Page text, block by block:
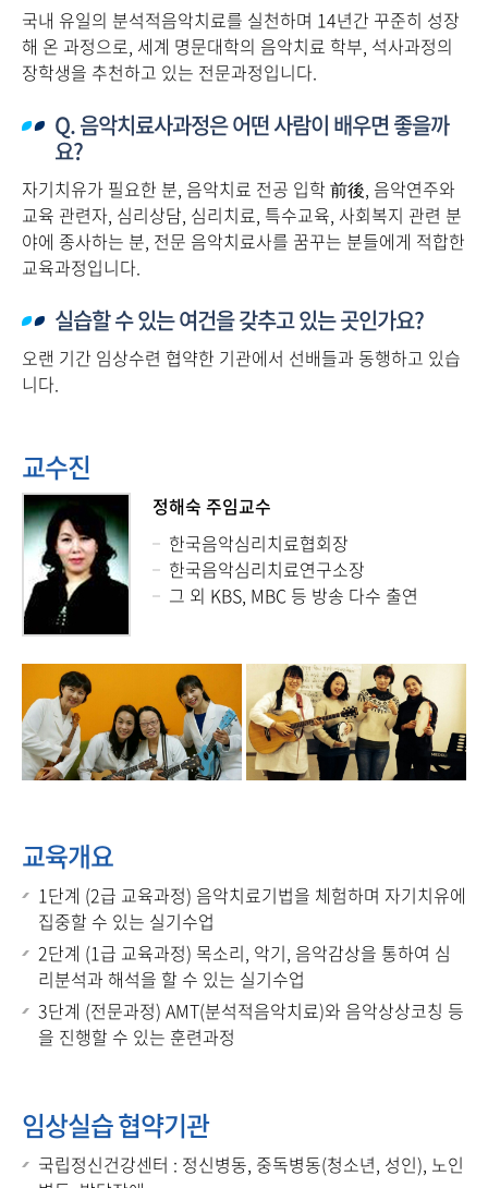
국내 유일의 분석적음악치료를 실천하며 14년간 꾸준히 성장
해 온 과정으로, 세계 명문대학의 음악치료 학부, 석사과정의
장학생을 추천하고 있는 전문과정입니다.
Q. 음악치료사과정은 어떤 사람이 배우면 좋을까
요?
자기치유가 필요한 분, 음악치료 전공 입학 前後, 음악연주와
교육 관련자, 심리상담, 심리치료, 특수교육, 사회복지 관련 분
야에 종사하는 분, 전문 음악치료사를 꿈꾸는 분들에게 적합한
교육과정입니다.
실습할 수 있는 여건을 갖추고 있는 곳인가요?
오랜 기간 임상수련 협약한 기관에서 선배들과 동행하고 있습
니다.
교수진
정해숙 주임교수
한국음악심리치료협회장
한국음악심리치료연구소장
그 외 KBS, MBC 등 방송 다수 출연
교육개요
1단계 (2급 교육과정) 음악치료기법을 체험하며 자기치유에
집중할 수 있는 실기수업
2단계 (1급 교육과정) 목소리, 악기, 음악감상을 통하여 심
리분석과 해석을 할 수 있는 실기수업
3단계 (전문과정) AMT(분석적음악치료)와 음악상상코칭 등
을 진행할 수 있는 훈련과정
임상실습 협약기관
국립정신건강센터 : 정신병동, 중독병동(청소년, 성인), 노인